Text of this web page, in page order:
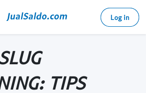
Log in
TIPS